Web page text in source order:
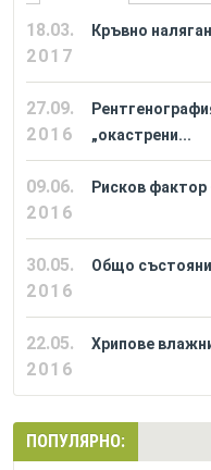
18.03.
2017
Кръвно
27.09.
2016
„окастрени...
09.06.
2016
Рисков
30.05.
2016
Общо
22.05.
2016
Хрипове
ПОПУЛЯРНО: